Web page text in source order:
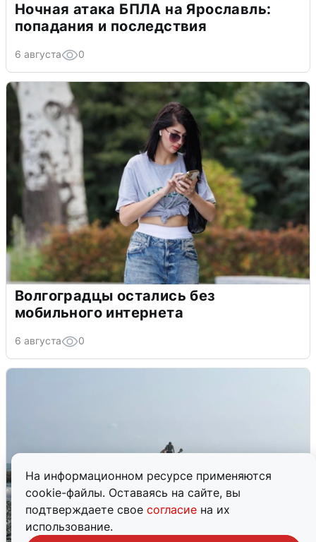
На информационном ресурсе применяются
cookie-файлы. Оставаясь на сайте, вы
подтверждаете свое согласие на их
использование.
Ночная атака БПЛА на Ярославль:
попадания и последствия
6 августа 0
Волгоградцы остались без
мобильного интернета
6 августа 0